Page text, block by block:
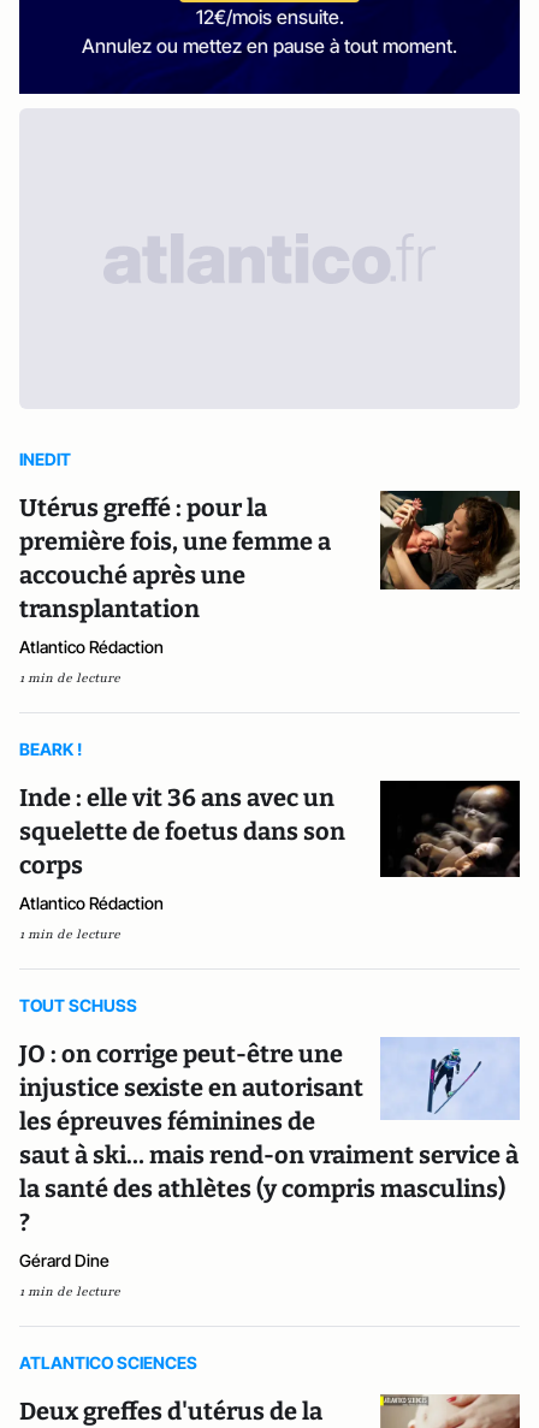
12€/mois ensuite.
Annulez ou mettez en pause à tout moment.
INEDIT
Utérus greffé : pour la
première fois, une femme a
accouché après une
transplantation
Atlantico Rédaction
1 min de lecture
BEARK !
Inde : elle vit 36 ans avec un
squelette de foetus dans son
corps
Atlantico Rédaction
1 min de lecture
TOUT SCHUSS
JO : on corrige peut-être une
injustice sexiste en autorisant
les épreuves féminines de
saut à ski… mais rend-on vraiment service à
la santé des athlètes (y compris masculins)
?
Gérard Dine
1 min de lecture
ATLANTICO SCIENCES
Deux greffes d'utérus de la